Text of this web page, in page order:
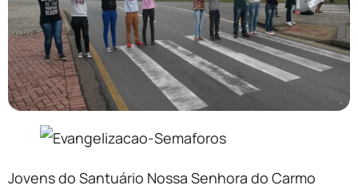
Jovens do Santuário Nossa Senhora do Carmo